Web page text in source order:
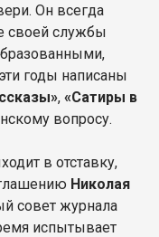
Он всегда
своей службы
годы написаны
, «Сатиры в
вопросу.
в отставку,
Николая
совет журнала
испытывает